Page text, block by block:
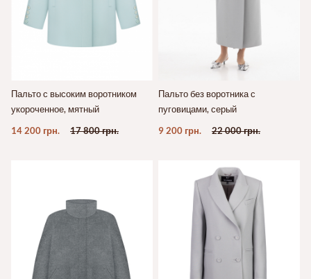
Пальто с высоким воротником
укороченное, мятный
14 200 грн.
17 800 грн.
Пальто без воротника с
пуговицами, серый
9 200 грн.
22 000 грн.